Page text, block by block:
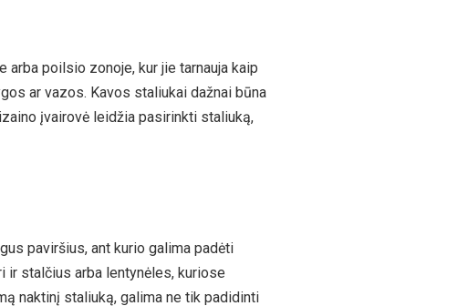
poilsio zonoje, kur jie tarnauja kaip
ar vazos. Kavos staliukai dažnai būna
įvairovė leidžia pasirinkti staliuką,
paviršius, ant kurio galima padėti
ir stalčius arba lentynėles, kuriose
naktinį staliuką, galima ne tik padidinti